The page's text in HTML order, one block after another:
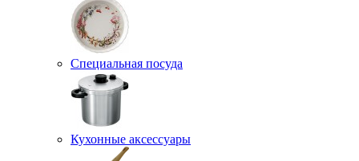
Специальная посуда
Кухонные аксессуары